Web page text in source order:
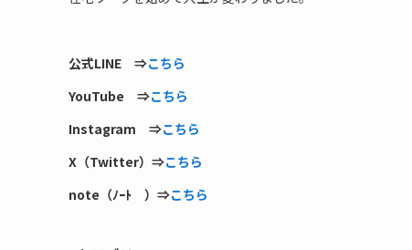
公式LINE ⇒こちら
YouTube ⇒こちら
Instagram ⇒こちら
X（Twitter）⇒こちら
note（ﾉｰﾄ ）⇒こちら